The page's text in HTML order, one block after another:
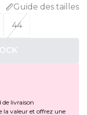
Guide des tailles
44
livraison
la valeur et offrez une